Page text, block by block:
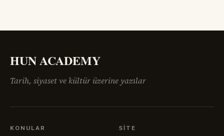
HUN ACADEMY
Tarih, siyaset ve kültür üzerine yazılar
KONULAR SITE